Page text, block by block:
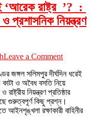
উদ্‌যাপন
‘আরেক রাষ্ট্র ’? :
নিয়ন্ত্রণ
Leave a Commenton
সলিমপুরে
কি
রাষ্ট্রের
ভেতরেই
‘আরেক
জঙ্গল সলিমপুর দীর্ঘদিন ধরেই
ও অবৈধ বসতি নিয়ে
নিয়ন্ত্রণ প্রতিষ্ঠার
গুরুত্বপূর্ণ কিছু প্রশ্ন।
আইনশৃঙ্খলা রক্ষাকারী বাহিনীর